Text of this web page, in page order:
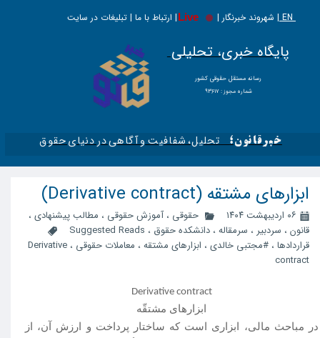
EN | شهروند خبرنگار | | ارتباط با ما | تبلیغات در سایت
Live
پایگاه خبری، تحلیلی
​​​​رسانه مستقل حقوقی کشور
شماره مجوز : ۹۳۶۱۷
خبرقانون؛ تحلیل، شفافیت و آگاهی در دنیای حقوق​​​​​​​
ابزارهای مشتقه (Derivative contract)
۰۶ اردیبهشت ۱۴۰۴ حقوقی ،آموزش حقوقی ، مطالب پیشنهادی ،
قانون ، سردبیر ، سرمقاله ، دانشکده حقوق ، ​Suggested Reads
قراردادها ، #مجتبی خالدی ، ابزارهای مشتقه ، معاملات حقوقی ، Derivative
contract
Derivative contract
ابزارهای مشتقّه
در مباحث مالی، ابزاری است که ساختار پرداخت و ارزش آن، از